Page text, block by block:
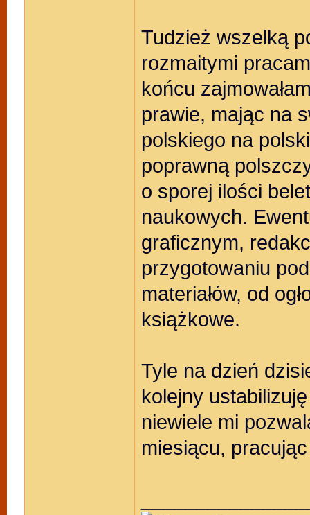
Tudzież wszelką
rozmaitymi
końcu
prawie, mając na
polskiego na
poprawną
o sporej ilości
naukowych.
graficznym,
przygotowaniu
materiałów, od
książkowe.
Tyle na dzień
kolejny
niewiele mi
miesiącu,